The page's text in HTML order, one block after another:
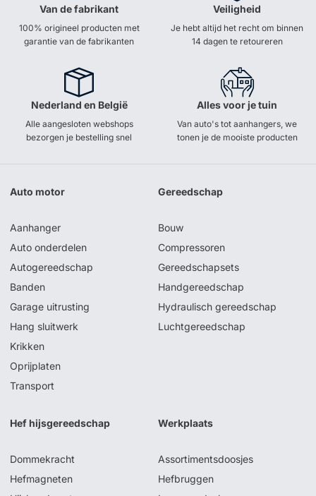
Van de fabrikant
100% origineel producten met
garantie van de fabrikanten
Veiligheid
Je hebt altijd het recht om binnen
14 dagen te retoureren
Nederland en België
Alle aangesloten webshops
bezorgen je bestelling snel
Alles voor je tuin
Van auto's tot aanhangers, we
tonen je de mooiste producten
Auto motor
Aanhanger
Auto onderdelen
Autogereedschap
Banden
Garage uitrusting
Hang sluitwerk
Krikken
Oprijplaten
Transport
Gereedschap
Bouw
Compressoren
Gereedschapsets
Handgereedschap
Hydraulisch gereedschap
Luchtgereedschap
Hef hijsgereedschap
Dommekracht
Hefmagneten
Werkplaats
Assortimentsdoosjes
Hefbruggen